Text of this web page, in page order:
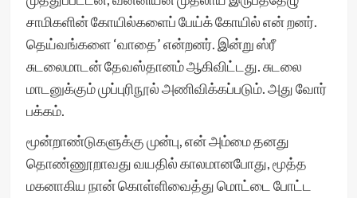
சாமிகளின் கோயில்களைப் பேய்க் கோயில் என் றனர்.
தெய்வங்களை ‘வாதை’ என்றனர். இன்று ஸ்ரீ
சுடலைமாடன் தேவஸ்தானம் ஆகிவிட்டது. சுடலை
மாடனுக்கும் முப்புரிநூல் அணிவிக்கப்படும். அது வோர்
பக்கம்.
மூன்றாண்டுகளுக்கு முன்பு, என் அம்மை தனது
தொண்ணூறாவது வயதில் காலமானபோது, மூத்த
மகனாகிய நான் கொள்ளிவைத்து மொட்டை போட்ட